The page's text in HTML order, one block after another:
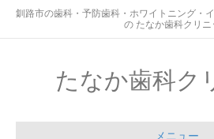
釧路市の歯科・予防歯科・ホワイトニング・
の たなか歯科クリニ
たなか歯科ク
メニュー